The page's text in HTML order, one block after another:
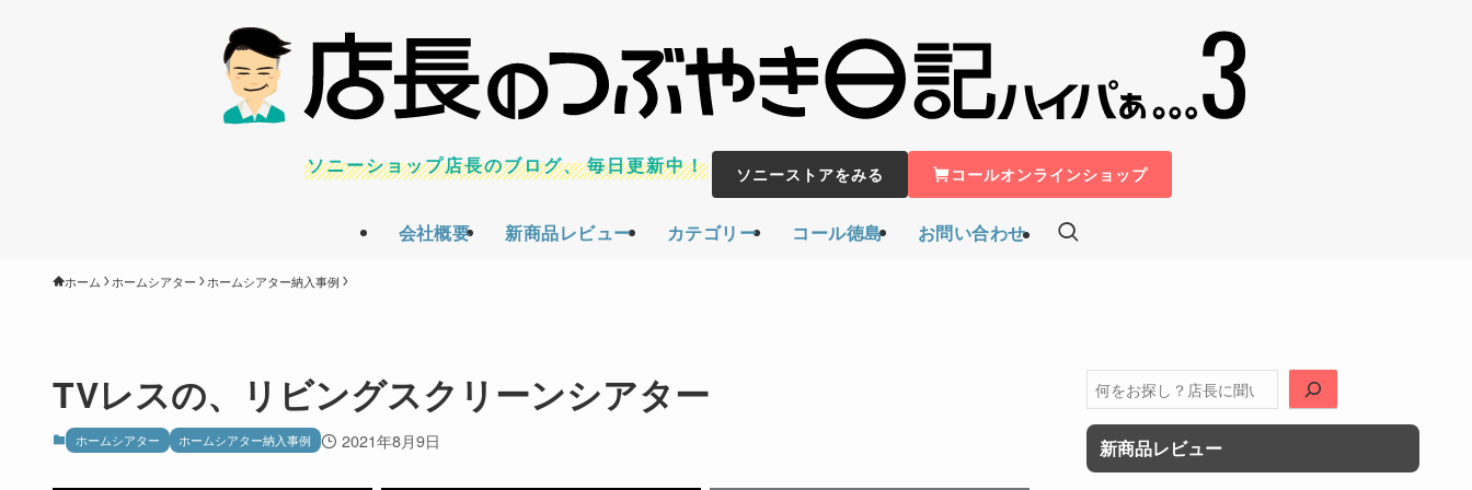
会社概要 新商品レビュー カテゴリー コール徳島 お問い合わせ
ソニーショップ店長のブログ、毎日更新中！ ソニーストアをみる コールオンラインショップ
ホーム ホームシアター ホームシアター納入事例
TVレスの、リビングスクリーンシアター
ホームシアター ホームシアター納入事例 2021年8月9日
検
索
新商品レビュー